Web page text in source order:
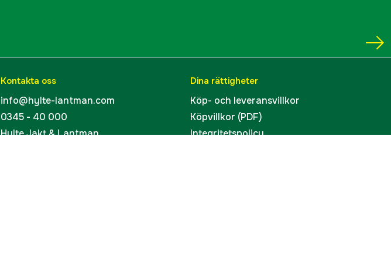
Kontakta oss
info@hylte-lantman.com
0345 - 40 000
Hylte Jakt & Lantman
Dina rättigheter
Köp- och leveransvillkor
Köpvillkor (PDF)
Integritetspolicy